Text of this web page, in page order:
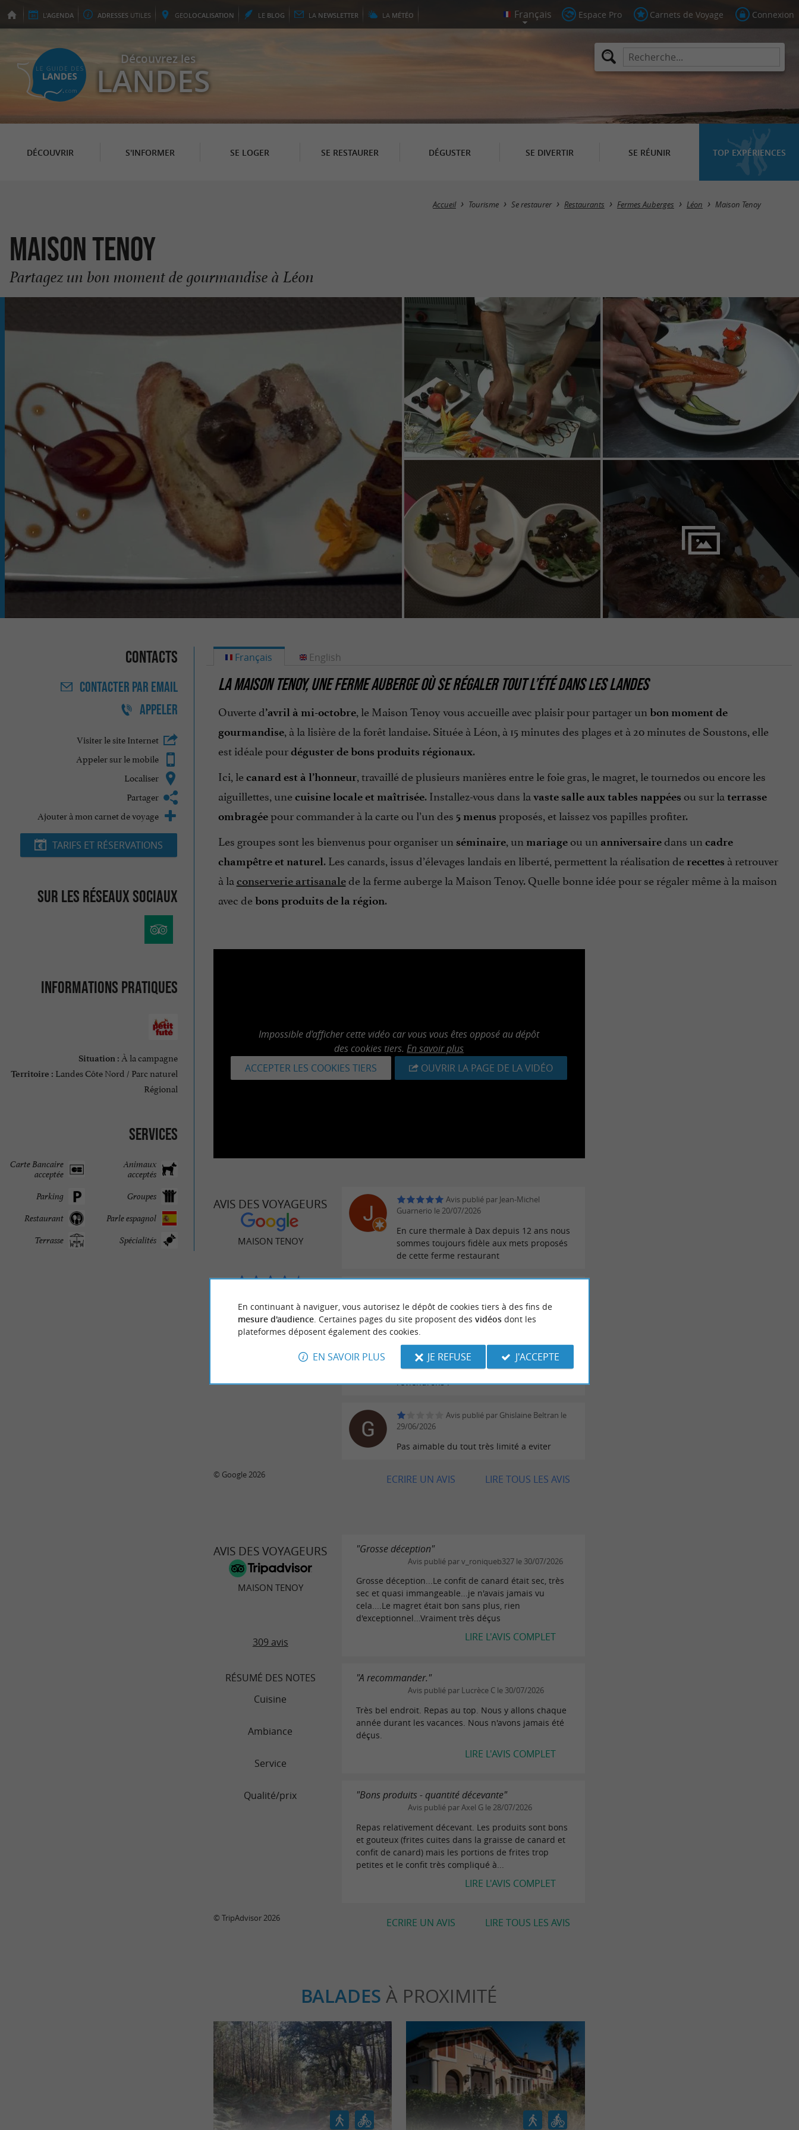
L'AGENDA ADRESSES UTILES GEOLOCALISATION LE BLOG LA NEWSLETTER LA MÉTÉO Espace Pro Carnets de Voyage Connexion
Découvrez les
LANDES
DÉCOUVRIR S'INFORMER SE LOGER SE RESTAURER DÉGUSTER SE DIVERTIR SE RÉUNIR TOP EXPÉRIENCES
Accueil Tourisme Se restaurer Restaurants Fermes Auberges Léon Maison Tenoy
Maison Tenoy
Partagez un bon moment de gourmandise à Léon
Contacts
CONTACTER PAR EMAIL
APPELER
Visiter le site Internet
Appeler sur le mobile
Localiser
Partager
Ajouter à mon carnet de voyage
TARIFS ET RÉSERVATIONS
Sur les réseaux sociaux
Informations pratiques
Situation : À la campagne
Territoire : Landes Côte Nord / Parc naturel
Régional
Services
Animaux
acceptés
Carte Bancaire
acceptée
Groupes
Parking
Parle espagnol
Restaurant
Spécialités
Terrasse
Français
LA MAISON TENOY, UNE FERME AUBERGE OÙ SE RÉGALER TOUT L’ÉTÉ DANS LES LANDES
Ouverte d’avril à mi-octobre, le Maison Tenoy vous accueille avec plaisir pour partager un bon moment de
gourmandise, à la lisière de la forêt landaise. Située à Léon, à 15 minutes des plages et à 20 minutes de Soustons, elle
est idéale pourdéguster de bons produits régionaux.
Ici, lecanard est à l’honneur, travaillé de plusieurs manières entre le foie gras, le magret, le tournedos ou encore les
aiguillettes, unecuisine locale et maîtrisée. Installez-vous dans la vaste salle aux tables nappées ou sur la terrasse
ombragéepour commander à la carte ou l’un des 5 menus proposés, et laissez vos papilles profiter.
Les groupes sont les bienvenus pour organiser un séminaire, un mariage ou un anniversairedans un cadre
champêtre et naturel. Les canards, issus d’élevages landais en liberté, permettent la réalisation de recettes à retrouver
à la conserverie artisanalede la ferme auberge la Maison Tenoy. Quelle bonne idée pour se régaler même à la maison
avec debons produits de la région.
English
Impossible d'afficher cette vidéo car vous vous êtes opposé au dépôt
des cookies tiers. En savoir plus
ACCEPTER LES COOKIES TIERS
OUVRIR LA PAGE DE LA VIDÉO
AVIS DES VOYAGEURS
MAISON TENOY
Avis publié par Jean-Michel
Guarnerio le 20/07/2026
En cure thermale à Dax depuis 12 ans nous
sommes toujours fidèle aux mets proposés
de cette ferme restaurant
Repas en famille en terrasse, sous les
arbres , environnement très agréable, très
bon repas , des bons produits mis en
valeur avec des assiettes généreuses,
accueil et service sympathiques, nous
reviendrons .
Avis publié par Ghislaine Beltran le
29/06/2026
Pas aimable du tout très limité a eviter
LIRE TOUS LES AVIS
ECRIRE UN AVIS
© Google 2026
AVIS DES VOYAGEURS
MAISON TENOY
309 avis
RÉSUMÉ DES NOTES
Cuisine
Ambiance
Service
Qualité/prix
"Grosse déception"
Avis publié par v_roniqueb327 le 30/07/2026
Grosse déception...Le confit de canard était sec, très
sec et quasi immangeable...je n'avais jamais vu
cela....Le magret était bon sans plus, rien
d'exceptionnel...Vraiment très déçus
LIRE L'AVIS COMPLET
"A recommander."
Avis publié par Lucrèce C le 30/07/2026
Très bel endroit. Repas au top. Nous y allons chaque
année durant les vacances. Nous n'avons jamais été
déçus.
LIRE L'AVIS COMPLET
"Bons produits - quantité décevante"
Avis publié par Axel G le 28/07/2026
Repas relativement décevant. Les produits sont bons
et gouteux (frites cuites dans la graisse de canard et
confit de canard) mais les portions de frites trop
petites et le confit très compliqué à...
LIRE L'AVIS COMPLET
LIRE TOUS LES AVIS
ECRIRE UN AVIS
© TripAdvisor 2026
BALADES À PROXIMITÉ
En continuant à naviguer, vous autorisez le dépôt de cookies tiers à des fins de
mesure d'audience. Certaines pages du site proposent des vidéosdont les
plateformes déposent également des cookies.
EN SAVOIR PLUS JE REFUSE J'ACCEPTE